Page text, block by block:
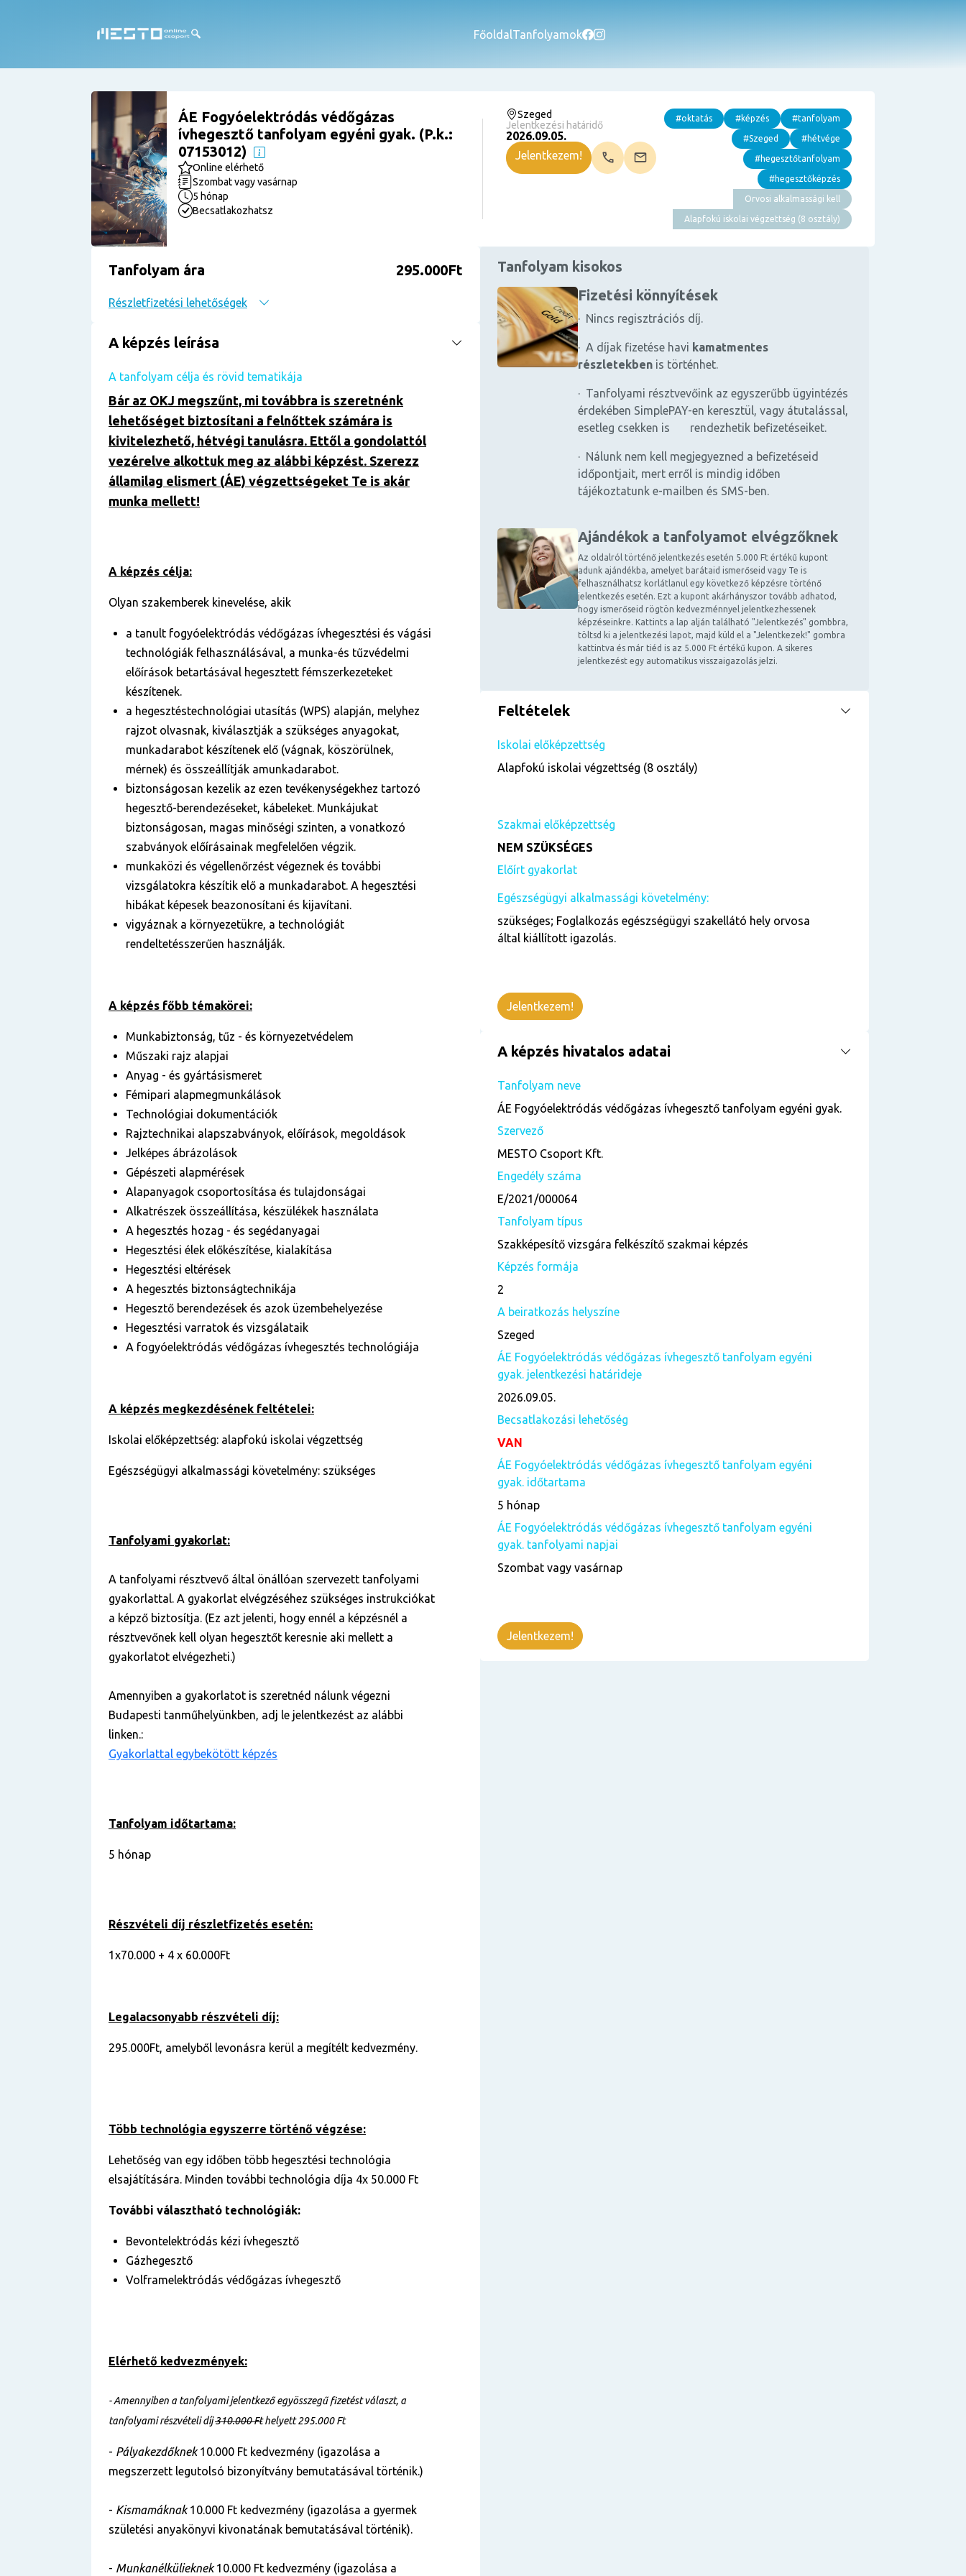
Főoldal Tanfolyamok
ÁE Fogyóelektródás védőgázas
ívhegesztő tanfolyam egyéni gyak. (P.k.:
07153012)
Online elérhető
Szombat vagy vasárnap
5 hónap
Becsatlakozhatsz
Szeged
Jelentkezési határidő
2026.09.05.
Jelentkezem!
#oktatás #képzés #tanfolyam
#Szeged #hétvége
#hegesztőtanfolyam
#hegesztőképzés
Orvosi alkalmassági kell
Alapfokú iskolai végzettség (8 osztály)
Tanfolyam ára 295.000Ft
Részletfizetési lehetőségek
A képzés leírása
A tanfolyam célja és rövid tematikája
Bár az OKJ megszűnt, mi továbbra is szeretnénk
lehetőséget biztosítani a felnőttek számára is
kivitelezhető, hétvégi tanulásra. Ettől a gondolattól
vezérelve alkottuk meg az alábbi képzést. Szerezz
államilag elismert (ÁE) végzettségeket Te is akár
munka mellett!
A képzés célja:
Olyan szakemberek kinevelése, akik
a tanult fogyóelektródás védőgázas ívhegesztési és vágási
technológiák felhasználásával, a munka-és tűzvédelmi
előírások betartásával hegesztett fémszerkezeteket
készítenek.
a hegesztéstechnológiai utasítás (WPS) alapján, melyhez
rajzot olvasnak, kiválasztják a szükséges anyagokat,
munkadarabot készítenek elő (vágnak, köszörülnek,
mérnek) és összeállítják amunkadarabot.
biztonságosan kezelik az ezen tevékenységekhez tartozó
hegesztő-berendezéseket, kábeleket. Munkájukat
biztonságosan, magas minőségi szinten, a vonatkozó
szabványok előírásainak megfelelően végzik.
munkaközi és végellenőrzést végeznek és további
vizsgálatokra készítik elő a munkadarabot. A hegesztési
hibákat képesek beazonosítani és kijavítani.
vigyáznak a környezetükre, a technológiát
rendeltetésszerűen használják.
A képzés főbb témakörei:
Munkabiztonság, tűz - és környezetvédelem
Műszaki rajz alapjai
Anyag - és gyártásismeret
Fémipari alapmegmunkálások
Technológiai dokumentációk
Rajztechnikai alapszabványok, előírások, megoldások
Jelképes ábrázolások
Gépészeti alapmérések
Alapanyagok csoportosítása és tulajdonságai
Alkatrészek összeállítása, készülékek használata
A hegesztés hozag - és segédanyagai
Hegesztési élek előkészítése, kialakítása
Hegesztési eltérések
A hegesztés biztonságtechnikája
Hegesztő berendezések és azok üzembehelyezése
Hegesztési varratok és vizsgálataik
A fogyóelektródás védőgázas ívhegesztés technológiája
A képzés megkezdésének feltételei:
Iskolai előképzettség: alapfokú iskolai végzettség
Egészségügyi alkalmassági követelmény: szükséges
Tanfolyami gyakorlat:
A tanfolyami résztvevő által önállóan szervezett tanfolyami
gyakorlattal. A gyakorlat elvégzéséhez szükséges instrukciókat
a képző biztosítja. (Ez azt jelenti, hogy ennél a képzésnél a
résztvevőnek kell olyan hegesztőt keresnie aki mellett a
gyakorlatot elvégezheti.)
Amennyiben a gyakorlatot is szeretnéd nálunk végezni
Budapesti tanműhelyünkben, adj le jelentkezést az alábbi
linken.:
Gyakorlattal egybekötött képzés
Tanfolyam időtartama:
5 hónap
Részvételi díj részletfizetés esetén:
1x70.000 + 4 x 60.000Ft
Legalacsonyabb részvételi díj:
295.000Ft, amelyből levonásra kerül a megítélt kedvezmény.
Több technológia egyszerre történő végzése:
Lehetőség van egy időben több hegesztési technológia
elsajátítására. Minden további technológia díja 4x 50.000 Ft
További választható technológiák:
Bevontelektródás kézi ívhegesztő
Gázhegesztő
Volframelektródás védőgázas ívhegesztő
Elérhető kedvezmények:
- Amennyiben a tanfolyami jelentkező egyösszegű fizetést választ, a
tanfolyami részvételi díj310.000 Fthelyett 295.000 Ft
- Pályakezdőknek10.000 Ft kedvezmény (igazolása a
megszerzett legutolsó bizonyítvány bemutatásával történik.)
- Kismamáknak10.000 Ft kedvezmény (igazolása a gyermek
születési anyakönyvi kivonatának bemutatásával történik).
- Munkanélkülieknek10.000 Ft kedvezmény (igazolása a
Tanfolyam kisokos
Fizetési könnyítések
· Nincs regisztrációs díj.
· A díjak fizetése havi kamatmentes
részletekben is történhet.
· Tanfolyami résztvevőink az egyszerűbb ügyintézés
érdekében SimplePAY-en keresztül, vagy átutalással,
esetleg csekken is rendezhetik befizetéseiket.
· Nálunk nem kell megjegyezned a befizetéseid
időpontjait, mert erről is mindig időben
tájékoztatunk e-mailben és SMS-ben.
Ajándékok a tanfolyamot elvégzőknek
Az oldalról történő jelentkezés esetén 5.000 Ft értékű kupont
adunk ajándékba, amelyet barátaid ismerőseid vagy Te is
felhasználhatsz korlátlanul egy következő képzésre történő
jelentkezés esetén. Ezt a kupont akárhányszor tovább adhatod,
hogy ismerőseid rögtön kedvezménnyel jelentkezhessenek
képzéseinkre. Kattints a lap alján található "Jelentkezés" gombbra,
töltsd ki a jelentkezési lapot, majd küld el a "Jelentkezek!" gombra
kattintva és már tiéd is az 5.000 Ft értékű kupon. A sikeres
jelentkezést egy automatikus visszaigazolás jelzi.
Feltételek
Iskolai előképzettség
Alapfokú iskolai végzettség (8 osztály)
Szakmai előképzettség
NEM SZÜKSÉGES
Előírt gyakorlat
Egészségügyi alkalmassági követelmény:
szükséges; Foglalkozás egészségügyi szakellátó hely orvosa
által kiállított igazolás.
Jelentkezem!
A képzés hivatalos adatai
Tanfolyam neve
ÁE Fogyóelektródás védőgázas ívhegesztő tanfolyam egyéni gyak.
Szervező
MESTO Csoport Kft.
Engedély száma
E/2021/000064
Tanfolyam típus
Szakképesítő vizsgára felkészítő szakmai képzés
Képzés formája
2
A beiratkozás helyszíne
Szeged
ÁE Fogyóelektródás védőgázas ívhegesztő tanfolyam egyéni
gyak. jelentkezési határideje
2026.09.05.
Becsatlakozási lehetőség
VAN
ÁE Fogyóelektródás védőgázas ívhegesztő tanfolyam egyéni
gyak. időtartama
5 hónap
ÁE Fogyóelektródás védőgázas ívhegesztő tanfolyam egyéni
gyak. tanfolyami napjai
Szombat vagy vasárnap
Jelentkezem!